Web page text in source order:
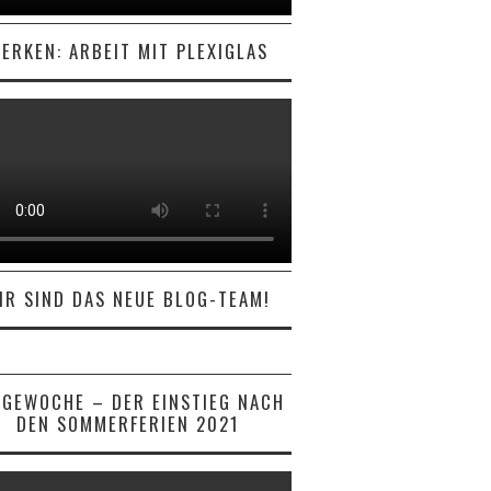
ARBEIT MIT PLEXIGLAS
SIND DAS NEUE BLOG-TEAM!
– DER EINSTIEG NACH
DEN SOMMERFERIEN 2021